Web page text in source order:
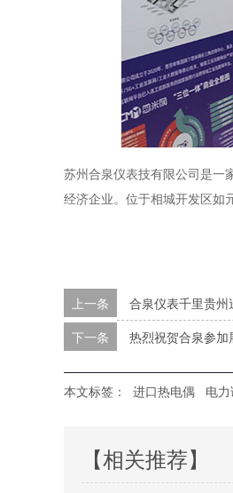
苏州合泉仪表技有限公司是一
经济企业。位于相城开发区如
上一条
合泉仪表千里贵
下一条 热烈祝贺合泉参
本文标签： 进口热电偶 电
【相关推荐】